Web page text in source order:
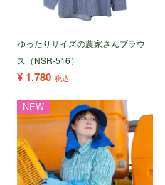
ゆったりサイズの農家さんブラウ
ス（NSR-516）
¥ 1,780 税込
NEW